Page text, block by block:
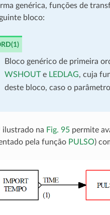
genérica, funções de
bloco:
Bloco genérico de primeira
WSHOUTe LEDLAG, cuja
deste bloco, caso o
ilustrado na Fig. 95permite
pela função PULSO)